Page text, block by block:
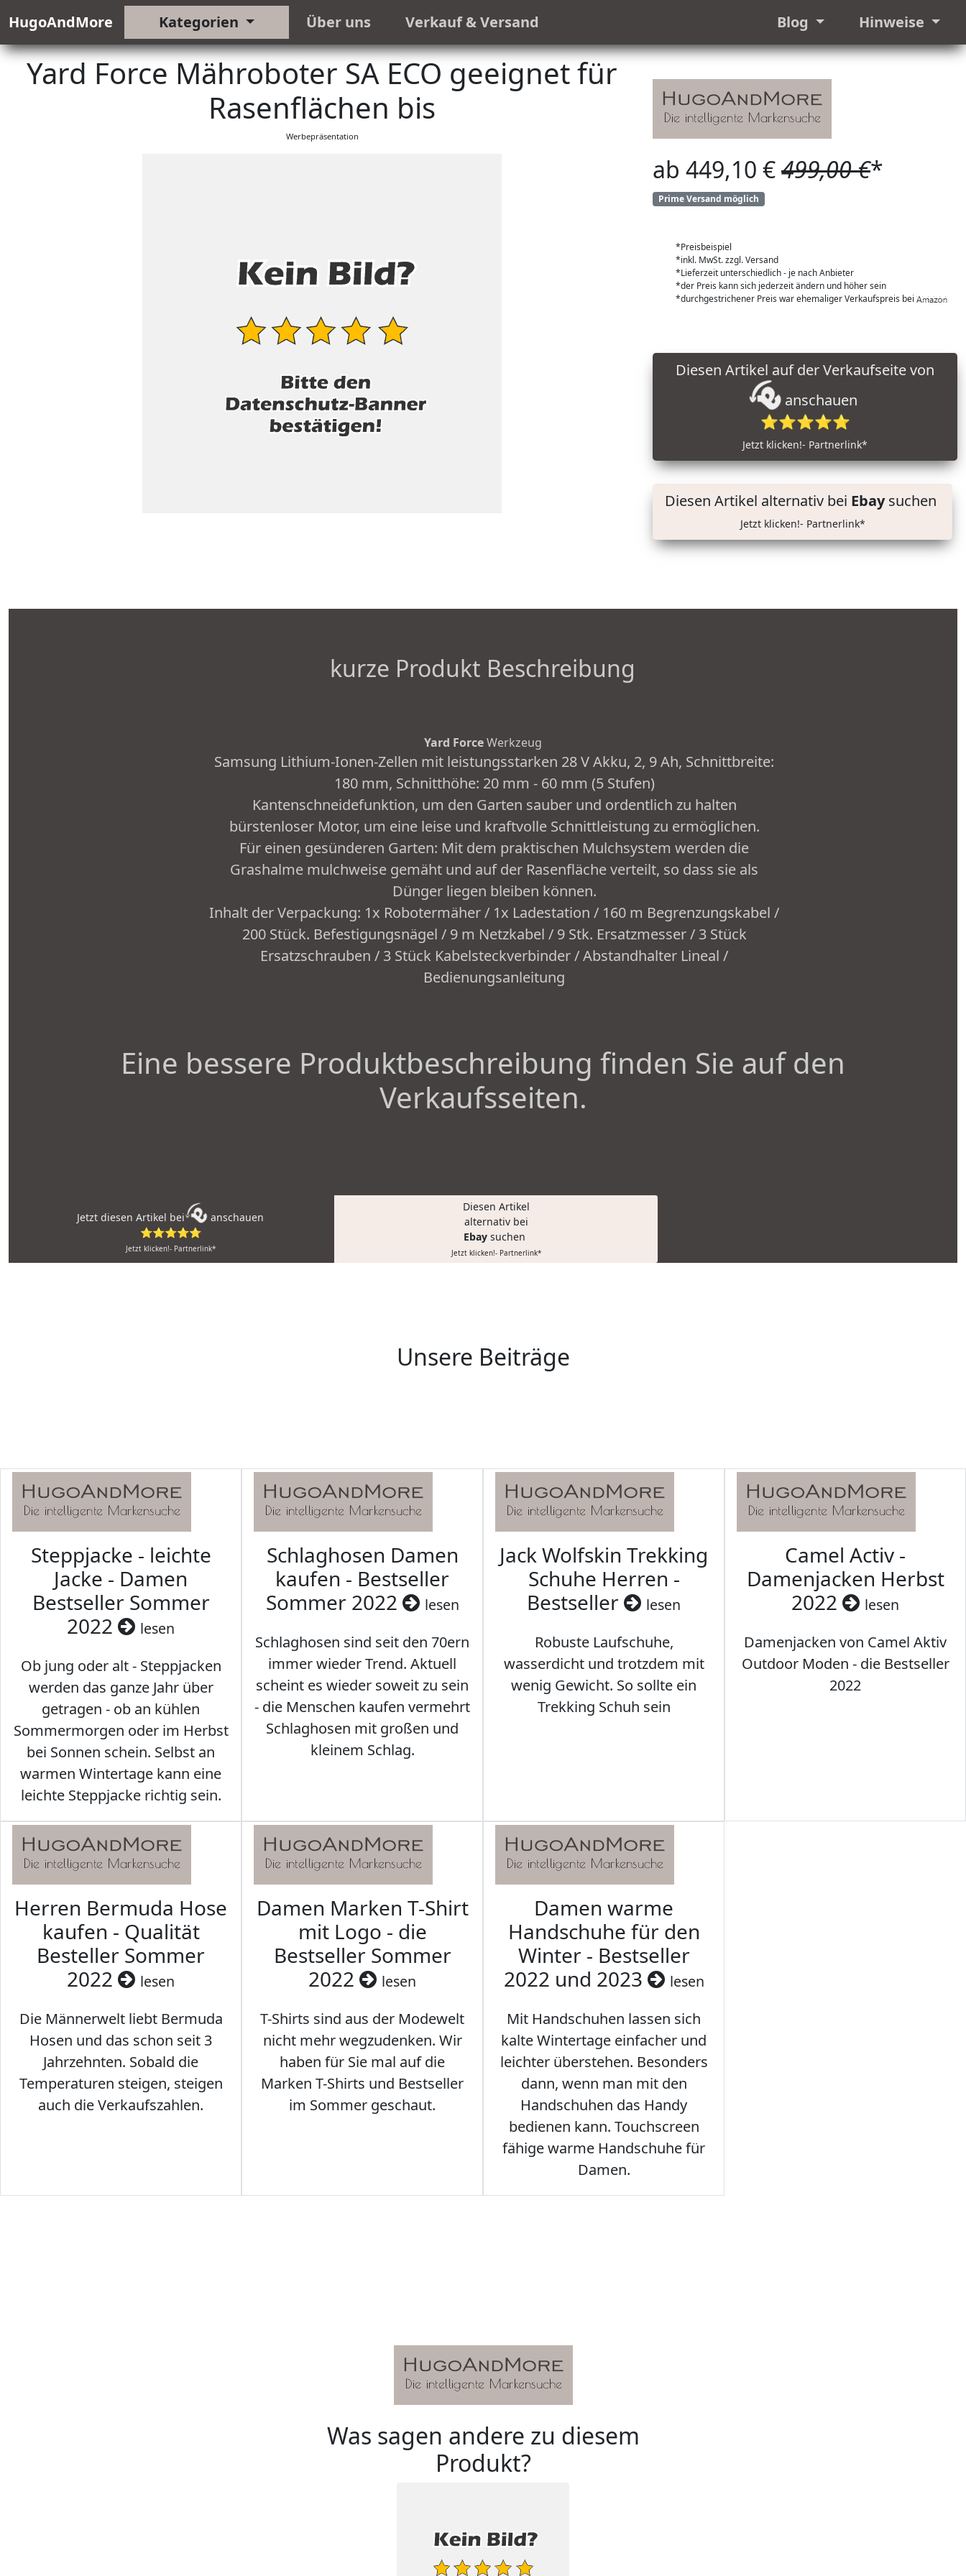
HugoAndMore Kategorien Über uns Verkauf & Versand Blog Hinweise
Yard Force Mähroboter SA ECO geeignet für
Rasenflächen bis
Werbepräsentation
ab 449,10 €499,00 €*
Prime Versand möglich
*Preisbeispiel
*inkl. MwSt. zzgl. Versand
*Lieferzeit unterschiedlich - je nach Anbieter
*der Preis kann sich jederzeit ändern und höher sein
*durchgestrichener Preis war ehemaliger Verkaufspreis bei
anschauen
⭐⭐⭐⭐⭐
Jetzt klicken!- Partnerlink*
Diesen Artikel alternativ bei Ebaysuchen
Jetzt klicken!- Partnerlink*
kurze Produkt Beschreibung
Yard ForceWerkzeug
Samsung Lithium-Ionen-Zellen mit leistungsstarken 28 V Akku, 2, 9 Ah, Schnittbreite:
180 mm, Schnitthöhe: 20 mm - 60 mm (5 Stufen)
Kantenschneidefunktion, um den Garten sauber und ordentlich zu halten
bürstenloser Motor, um eine leise und kraftvolle Schnittleistung zu ermöglichen.
Für einen gesünderen Garten: Mit dem praktischen Mulchsystem werden die
Grashalme mulchweise gemäht und auf der Rasenfläche verteilt, so dass sie als
Dünger liegen bleiben können.
Inhalt der Verpackung: 1x Robotermäher / 1x Ladestation / 160 m Begrenzungskabel /
200 Stück. Befestigungsnägel / 9 m Netzkabel / 9 Stk. Ersatzmesser / 3 Stück
Ersatzschrauben / 3 Stück Kabelsteckverbinder / Abstandhalter Lineal /
Bedienungsanleitung
Eine bessere Produktbeschreibung finden Sie auf den
Verkaufsseiten.
Jetzt diesen Artikel bei
anschauen
⭐⭐⭐⭐⭐
Jetzt klicken!- Partnerlink*
Diesen Artikel
alternativ bei
Ebay suchen
Jetzt klicken!- Partnerlink*
Unsere Beiträge
Steppjacke - leichte
Jacke - Damen
Bestseller Sommer
2022
lesen
Ob jung oder alt - Steppjacken
werden das ganze Jahr über
getragen - ob an kühlen
Sommermorgen oder im Herbst
bei Sonnen schein. Selbst an
warmen Wintertage kann eine
leichte Steppjacke richtig sein.
Schlaghosen Damen
kaufen - Bestseller
Sommer 2022
lesen
Schlaghosen sind seit den 70ern
immer wieder Trend. Aktuell
scheint es wieder soweit zu sein
- die Menschen kaufen vermehrt
Schlaghosen mit großen und
kleinem Schlag.
Jack Wolfskin Trekking
Schuhe Herren -
Bestseller
lesen
Robuste Laufschuhe,
wasserdicht und trotzdem mit
wenig Gewicht. So sollte ein
Trekking Schuh sein
Camel Activ -
Damenjacken Herbst
2022
lesen
Damenjacken von Camel Aktiv
Outdoor Moden - die Bestseller
2022
Herren Bermuda Hose
kaufen - Qualität
Besteller Sommer
2022
lesen
Die Männerwelt liebt Bermuda
Hosen und das schon seit 3
Jahrzehnten. Sobald die
Temperaturen steigen, steigen
auch die Verkaufszahlen.
Damen Marken T-Shirt
mit Logo - die
Bestseller Sommer
2022
lesen
T-Shirts sind aus der Modewelt
nicht mehr wegzudenken. Wir
haben für Sie mal auf die
Marken T-Shirts und Bestseller
im Sommer geschaut.
Damen warme
Handschuhe für den
Winter - Bestseller
2022 und 2023
lesen
Mit Handschuhen lassen sich
kalte Wintertage einfacher und
leichter überstehen. Besonders
dann, wenn man mit den
Handschuhen das Handy
bedienen kann. Touchscreen
fähige warme Handschuhe für
Damen.
Was sagen andere zu diesem
Produkt?